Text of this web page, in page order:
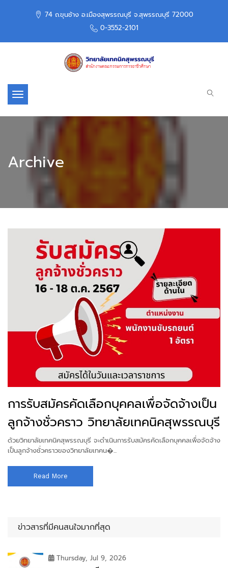
74 ถ.ขุนช้าง อ.เมืองสุพรรณบุรี จ.สุพรรณบุรี 72000
0-3552-2101
Toggle navigation
Archive
การรับสมัครคัดเลือกบุคคลเพื่อจัดจ้างเป็น
ลูกจ้างชั่วคราว วิทยาลัยเทคนิคสุพรรณบุรี
ด้วยวิทยาลัยเทคนิคสุพรรณบุรี จะดำเนินการรับสมัครคัดเลือกบุคคลเพื่อจัดจ้าง
เป็นลูกจ้างชั่วคราวของวิทยาลัยเทคน�...
Read More
ข่าวสารที่มีคนสนใจมากที่สุด
Thursday, Jul 9, 2026